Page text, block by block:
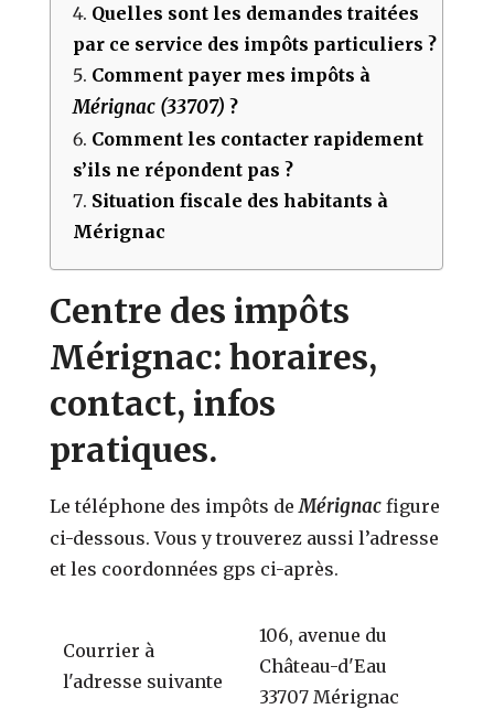
Quelles sont les demandes traitées
par ce service des impôts particuliers ?
Comment payer mes impôts à
Mérignac (33707) ?
Comment les contacter rapidement
s’ils ne répondent pas ?
Situation fiscale des habitants à
Mérignac
Centre des impôts
Mérignac: horaires,
contact, infos
pratiques.
Le téléphone des impôts deMérignacfigure
ci-dessous. Vous y trouverez aussi l’adresse
et les coordonnées gps ci-après.
Courrier à
l'adresse suivante
106, avenue du
Château-d'Eau
33707 Mérignac